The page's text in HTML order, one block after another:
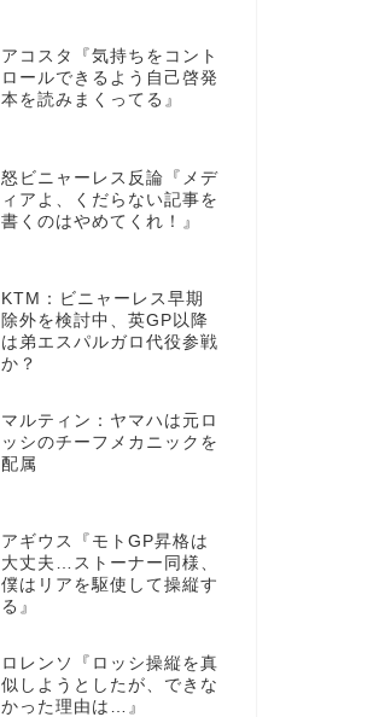
アコスタ『気持ちをコント
ロールできるよう自己啓発
本を読みまくってる』
怒ビニャーレス反論『メデ
ィアよ、くだらない記事を
書くのはやめてくれ！』
KTM：ビニャーレス早期
除外を検討中、英GP以降
は弟エスパルガロ代役参戦
か？
マルティン：ヤマハは元ロ
ッシのチーフメカニックを
配属
アギウス『モトGP昇格は
大丈夫…ストーナー同様、
僕はリアを駆使して操縦す
る』
ロレンソ『ロッシ操縦を真
似しようとしたが、できな
かった理由は…』